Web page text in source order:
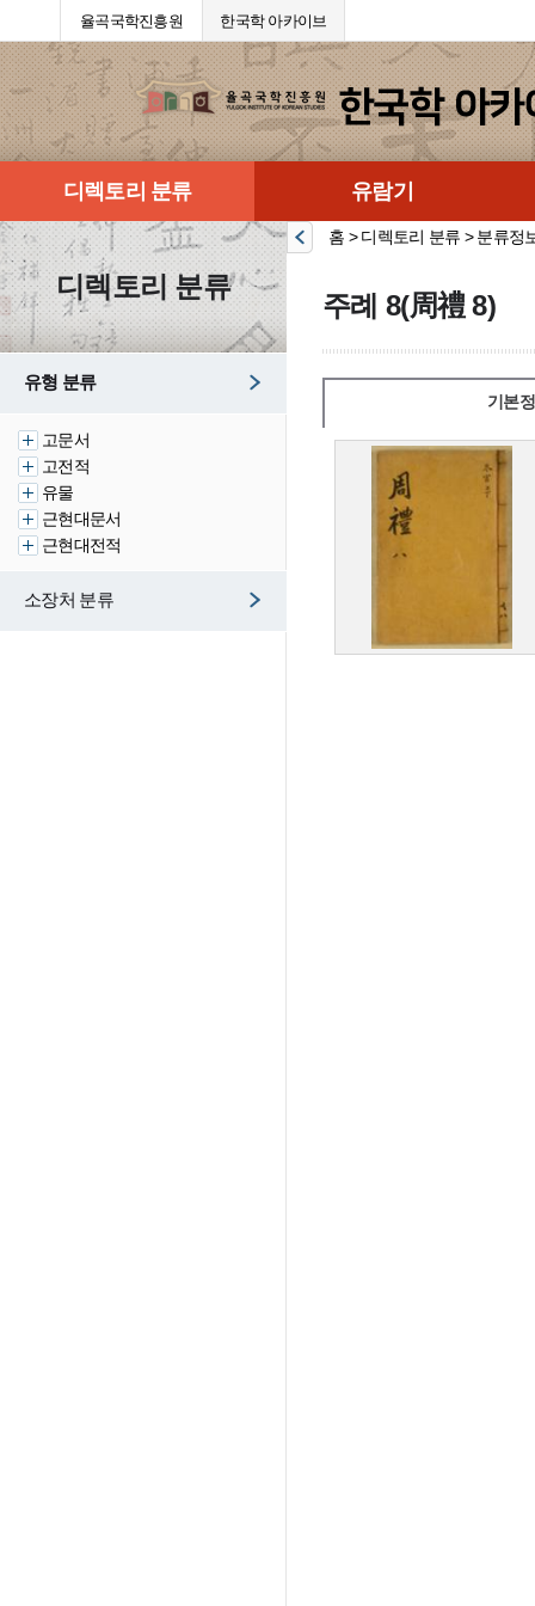
율곡국학진흥원 한국학 아카이브
디렉토리 분류 유람기
디렉토리 분류
유형 분류
고문서
고전적
유물
근현대문서
근현대전적
소장처 분류
홈 > 디렉토리 분류 > 분류정
주례 8(周禮 8)
기본